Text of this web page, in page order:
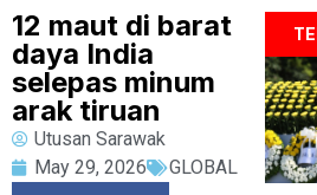
12 maut di barat
daya India
selepas minum
arak tiruan
Utusan Sarawak
May 29, 2026
GLOBAL